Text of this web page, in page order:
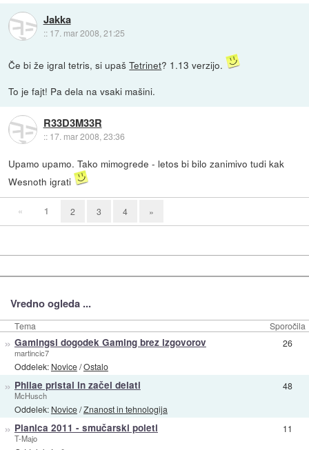
Jakka
:: 17. mar 2008, 21:25
Če bi že igral tetris, si upašTetrinet? 1.13 verzijo.
To je fajt! Pa dela na vsaki mašini.
R33D3M33R
:: 17. mar 2008, 23:36
Upamo upamo. Tako mimogrede - letos bi bilo zanimivo tudi kak
Wesnoth igrati
« 1 2 3 4 »
Vredno ogleda ...
Tema Sporočila
» Gamingsi dogodek Gaming brez izgovorov
martincic7
Oddelek: Novice/Ostalo
26
» Philae pristal in začel delati
McHusch
Oddelek: Novice/Znanost in tehnologija
48
» Planica 2011 - smučarski poleti
T-Majo
11